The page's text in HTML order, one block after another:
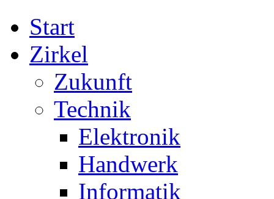
Start
Zirkel
Zukunft
Technik
Elektronik
Handwerk
Informatik